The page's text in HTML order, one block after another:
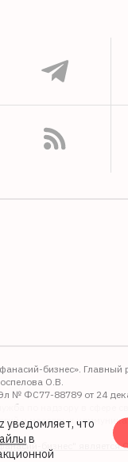
бизнес». Главный
О.В.
№ ФС77-88789 от 24
по надзору в сфере
и массовых
бизнес"
уведомляет, что
в